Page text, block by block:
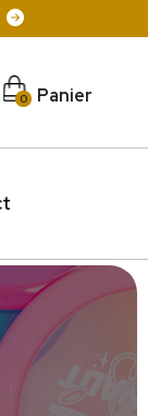
0 Panier